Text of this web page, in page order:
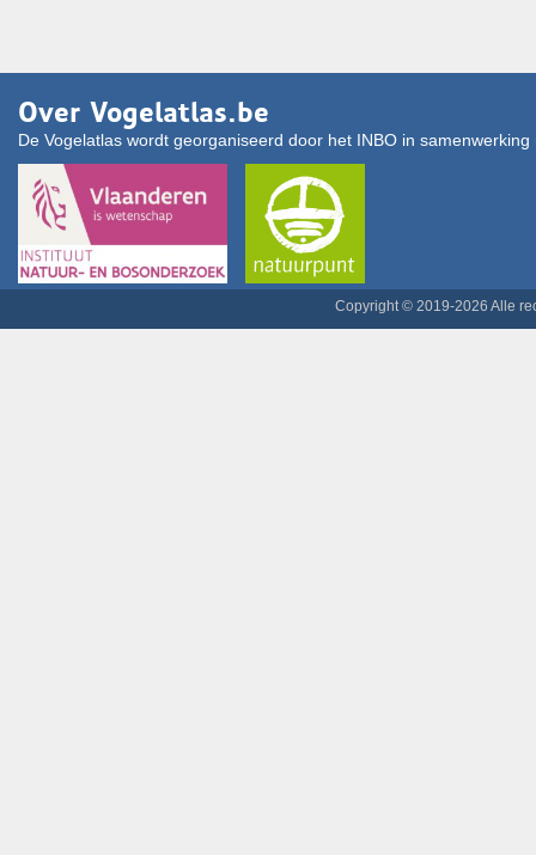
Over Vogelatlas.be
De Vogelatlas wordt georganiseerd door het INBO in
Copyright © 2019-2026 Alle